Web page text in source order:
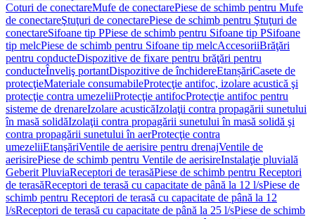
Coturi de conectareMufe de conectarePiese de schimb pentru Mufe
de conectareŞtuţuri de conectarePiese de schimb pentru Ştuţuri de
conectareSifoane tip PPiese de schimb pentru Sifoane tip PSifoane
tip melcPiese de schimb pentru Sifoane tip melcAccesoriiBrăţări
pentru conducteDispozitive de fixare pentru brăţări pentru
conducteÎnveliş portantDispozitive de închidereEtanșăriCasete de
protecţieMateriale consumabileProtecţie antifoc, izolare acustică şi
protecţie contra umezeliiProtecţie antifocProtecţie antifoc pentru
sisteme de drenareIzolare acusticăIzolaţii contra propagării sunetului
în masă solidăIzolaţii contra propagării sunetului în masă solidă şi
contra propagării sunetului în aerProtecţie contra
umezeliiEtanşăriVentile de aerisire pentru drenajVentile de
aerisirePiese de schimb pentru Ventile de aerisireInstalaţie pluvială
Geberit PluviaReceptori de terasăPiese de schimb pentru Receptori
de terasăReceptori de terasă cu capacitate de până la 12 l/sPiese de
schimb pentru Receptori de terasă cu capacitate de până la 12
l/sReceptori de terasă cu capacitate de până la 25 l/sPiese de schimb